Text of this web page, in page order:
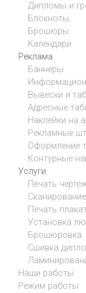
Дипломы и
Блокноты
Брошюры
Календари
Реклама
Баннеры
Вывески и
Адресные
Наклейки на
Рекламные
Оформление
Контурные
Услуги
Печать
Сканирование
Печать
Установка
Брошюровка
Сшивка
Наши работы
Режим работы